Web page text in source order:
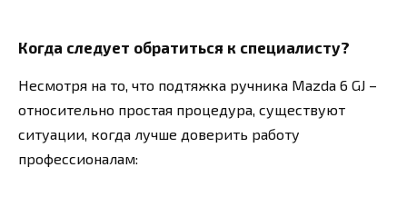
Когда следует обратиться к специалисту?
Несмотря на то, что подтяжка ручника Mazda 6 GJ –
относительно простая процедура, существуют
ситуации, когда лучше доверить работу
профессионалам: